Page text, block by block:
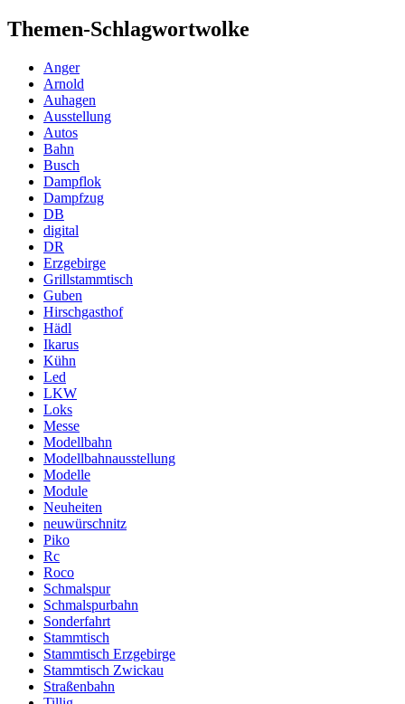
Themen-Schlagwortwolke
Anger
Arnold
Auhagen
Ausstellung
Autos
Bahn
Busch
Dampflok
Dampfzug
DB
digital
DR
Erzgebirge
Grillstammtisch
Guben
Hirschgasthof
Hädl
Ikarus
Kühn
Led
LKW
Loks
Messe
Modellbahn
Modellbahnausstellung
Modelle
Module
Neuheiten
neuwürschnitz
Piko
Rc
Roco
Schmalspur
Schmalspurbahn
Sonderfahrt
Stammtisch
Stammtisch Erzgebirge
Stammtisch Zwickau
Straßenbahn